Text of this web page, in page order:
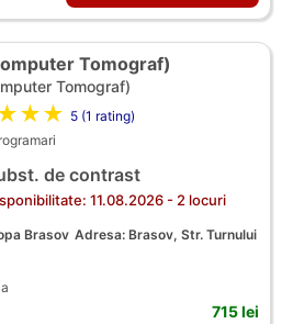
Tomograf)
Tomograf)
5 (1 rating)
de contrast
11.08.2026 - 2 locuri
Brasov Adresa: Brasov, Str. Turnului
715 lei